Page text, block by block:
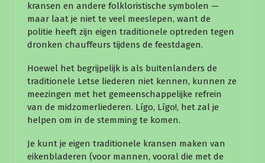
kransen en andere folkloristische symbolen —
maar laat je niet te veel meeslepen, want de
politie heeft zijn eigen traditionele optreden tegen
dronken chauffeurs tijdens de feestdagen.
Hoewel het begrijpelijk is als buitenlanders de
traditionele Letse liederen niet kennen, kunnen ze
meezingen met het gemeenschappelijke refrein
van de midzomerliederen. Līgo, Līgo!, het zal je
helpen om in de stemming te komen.
Je kunt je eigen traditionele kransen maken van
eikenbladeren (voor mannen, vooral die met de